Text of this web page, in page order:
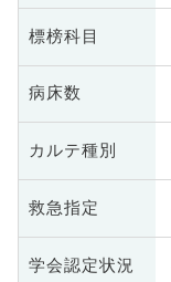
標榜科目
病床数
カルテ種別
救急指定
学会認定状況